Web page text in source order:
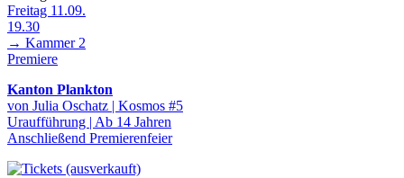
Freitag 11.09.
19.30
→ Kammer 2
Premiere
Kanton Plankton
von Julia Oschatz | Kosmos #5
Uraufführung | Ab 14 Jahren
Anschließend Premierenfeier